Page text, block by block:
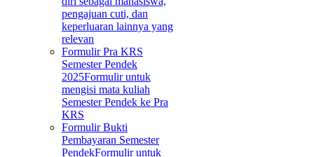
pengajuan cuti, dan
keperluaran lainnya yang
relevan
Formulir Pra KRS
Semester Pendek
2025Formulir untuk
mengisi mata kuliah
Semester Pendek ke Pra
KRS
Formulir Bukti
Pembayaran Semester
PendekFormulir untuk